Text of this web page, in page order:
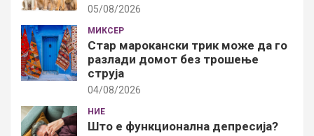
05/08/2026
МИКСЕР
Стар марокански трик може да го
разлади домот без трошење
струја
04/08/2026
НИЕ
Што е функционална депресија?